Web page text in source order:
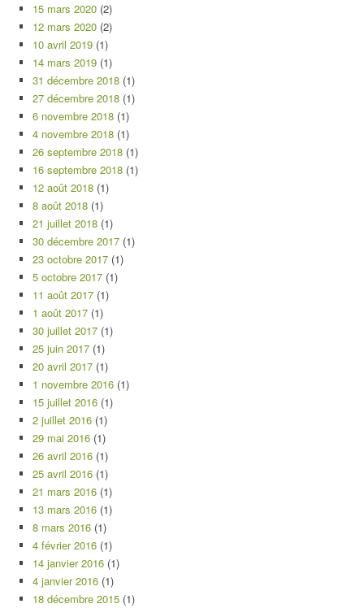
15 mars 2020 (2)
12 mars 2020 (2)
10 avril 2019 (1)
14 mars 2019 (1)
31 décembre 2018 (1)
27 décembre 2018 (1)
6 novembre 2018 (1)
4 novembre 2018 (1)
26 septembre 2018 (1)
16 septembre 2018 (1)
12 août 2018 (1)
8 août 2018 (1)
21 juillet 2018 (1)
30 décembre 2017 (1)
23 octobre 2017 (1)
5 octobre 2017 (1)
11 août 2017 (1)
1 août 2017 (1)
30 juillet 2017 (1)
25 juin 2017 (1)
20 avril 2017 (1)
1 novembre 2016 (1)
15 juillet 2016 (1)
2 juillet 2016 (1)
29 mai 2016 (1)
26 avril 2016 (1)
25 avril 2016 (1)
21 mars 2016 (1)
13 mars 2016 (1)
8 mars 2016 (1)
4 février 2016 (1)
14 janvier 2016 (1)
4 janvier 2016 (1)
18 décembre 2015 (1)